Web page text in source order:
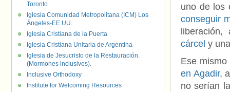
uno de los
conseguir
cárcel y
Ese
en Agadir,
no serían
Toronto
Iglesia Comunidad Metropolitana (ICM) Los
Ángeles-EE.UU.
Iglesia Cristiana de la Puerta
Iglesia Cristiana Unitaria de Argentina
Iglesia de Jesucristo de la Restauración.
(Mormones inclusivos).
Inclusive Orthodoxy
Institute for Welcoming Resources